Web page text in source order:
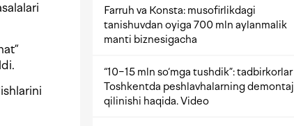
Farruh va Konsta: musofirlikdagi
tanishuvdan oyiga 700 mln aylanmalik
manti biznesigacha
“10−15 mln so‘mga tushdik”: tadbirkorlar
Toshkentda peshlavhalarning demontaj
qilinishi haqida. Video